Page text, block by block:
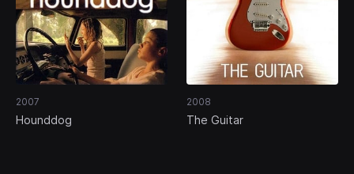
2007
Hounddog
2008
The Guitar